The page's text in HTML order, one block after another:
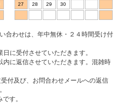
27
28 29 30
合わせは、年中無休・２４時間受け付
に受付させていただきます。
内に返信させていただきます。混雑時
付及び、お問合わせメールへの返信
す。